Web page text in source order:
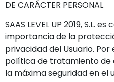
DE CARÁCTER PERSONAL
SAAS LEVEL UP 2019, S.L.
importancia de la
privacidad del Usuario.
política de tratamiento
la máxima seguridad en el